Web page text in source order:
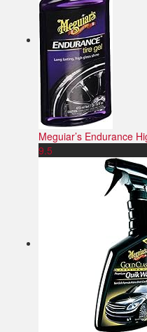
Meguiar’s Endurance
9.5